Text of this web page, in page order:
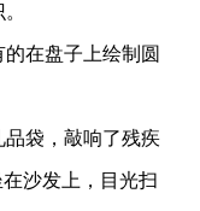
在盘子上绘制圆
袋，敲响了残疾
沙发上，目光扫